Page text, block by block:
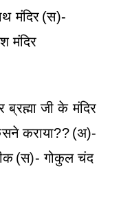
मंदिर (स)-
मंदिर
जी के मंदिर
कराया?? (अ)-
(स)- गोकुल चंद